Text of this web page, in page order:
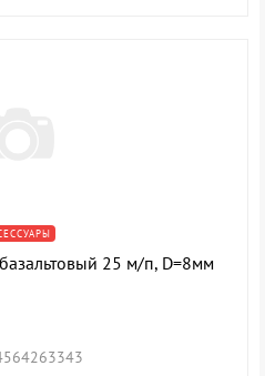
25 м/п, D=8мм